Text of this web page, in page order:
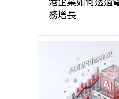
務增長